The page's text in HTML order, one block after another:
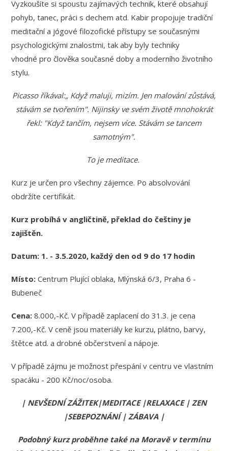
Vyzkoušíte si spoustu zajímavých technik, kteréobsahují
pohyb, tanec, práci s dechem atd. Kabir propojuje tradiční
meditační a jógové filozofické přístupy se současnými
psychologickými znalostmi, tak aby byly techniky
vhodné pro člověka současné doby a moderního životního
stylu.
Picasso říkával:„ Když maluji, mizím. Jen malování zůstává,
stávám se tvořením". Nijinsky ve svém životě mnohokrát
řekl: "Když tančím, nejsem více. Stávám se tancem
samotným".
To je meditace.
Kurz je určen pro všechny zájemce. Po absolvování
obdržíte certifikát.
Kurz probíhá v angličtině, překlad do češtiny je
zajištěn.
Datum: 1. - 3.5.2020, každý den od 9 do 17 hodin
Místo:Centrum Plující oblaka, Mlýnská 6/3, Praha 6 -
Bubeneč
Cena: 8.000,-Kč. V případě zaplacení do 31.3. je cena
7.200,-Kč. V ceně jsou materiály ke kurzu, plátno, barvy,
štětce atd. a drobné občerstvení a nápoje.
V případě zájmu je možnost přespání v centru ve vlastním
spacáku - 200 Kč/noc/osoba.
| NEVŠEDNÍ ZÁŽITEK|MEDITACE |RELAXACE | ZEN
|SEBEPOZNÁNÍ | ZÁBAVA |
Podobný kurz proběhne také na Moravě v termínu